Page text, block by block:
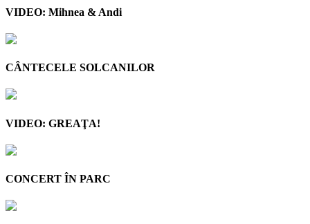
VIDEO: Mihnea & Andi
CÂNTECELE SOLCANILOR
VIDEO: GREAŢA!
CONCERT ÎN PARC